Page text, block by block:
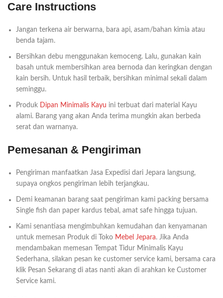
Care Instructions
Jangan terkena air berwarna, bara api, asam/bahan kimia atau
benda tajam.
Bersihkan debu menggunakan kemoceng. Lalu, gunakan kain
basah untuk membersihkan area bernoda dan keringkan dengan
kain bersih. Untuk hasil terbaik, bersihkan minimal sekali dalam
seminggu.
Produk Dipan Minimalis Kayu ini terbuat dari material Kayu
alami. Barang yang akan Anda terima mungkin akan berbeda
serat dan warnanya.
Pemesanan & Pengiriman
Pengiriman manfaatkan Jasa Expedisi dari Jepara langsung,
supaya ongkos pengiriman lebih terjangkau.
Demi keamanan barang saat pengiriman kami packing bersama
Single fish dan paper kardus tebal, amat safe hingga tujuan.
Kami senantiasa mengimbuhkan kemudahan dan kenyamanan
untuk memesan Produk di Toko Mebel Jepara. Jika Anda
mendambakan memesan Tempat Tidur Minimalis Kayu
Sederhana, silakan pesan ke customer service kami, bersama cara
klik Pesan Sekarang di atas nanti akan di arahkan ke Customer
Service kami.